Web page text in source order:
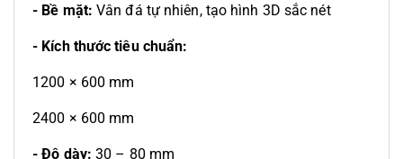
- Bề mặt: Vân đá tự nhiên, tạo hình 3D sắc nét
- Kích thước tiêu chuẩn:
1200 × 600 mm
2400 × 600 mm
- Độ dày: 30 – 80 mm